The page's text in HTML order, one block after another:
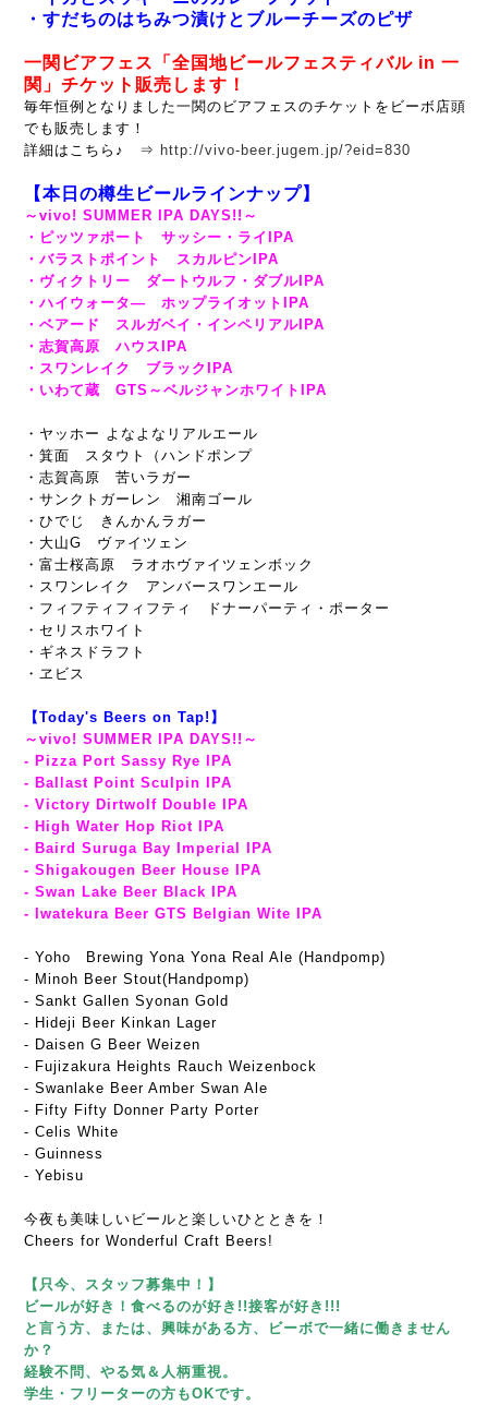
・すだちのはちみつ漬けとブルーチーズのピザ
一関ビアフェス「全国地ビールフェスティバル in 一
関」チケット販売します！
毎年恒例となりました一関のビアフェスのチケットをビーボ店頭
でも販売します！
詳細はこちら♪ ⇒ http://vivo-beer.jugem.jp/?eid=830
【本日の樽生ビールラインナップ】
～vivo! SUMMER IPA DAYS!!～
・ピッツァポート サッシー・ライIPA
・バラストポイント スカルピンIPA
・ヴィクトリー ダートウルフ・ダブルIPA
・ハイウォータ― ホップライオットIPA
・ベアード スルガベイ・インペリアルIPA
・志賀高原 ハウスIPA
・スワンレイク ブラックIPA
・いわて蔵 GTS～ベルジャンホワイトIPA
・ヤッホー よなよなリアルエール
・箕面 スタウト（ハンドポンプ
・志賀高原 苦いラガー
・サンクトガーレン 湘南ゴール
・ひでじ きんかんラガー
・大山G ヴァイツェン
・富士桜高原 ラオホヴァイツェンボック
・スワンレイク アンバースワンエール
・フィフティフィフティ ドナーパーティ・ポーター
・セリスホワイト
・ギネスドラフト
・ヱビス
【Today's Beers on Tap!】
～vivo! SUMMER IPA DAYS!!～
- Pizza Port Sassy Rye IPA
- Ballast Point Sculpin IPA
- Victory Dirtwolf Double IPA
- High Water Hop Riot IPA
- Baird Suruga Bay Imperial IPA
- Shigakougen Beer House IPA
- Swan Lake Beer Black IPA
- Iwatekura Beer GTS Belgian Wite IPA
- Yoho Brewing Yona Yona Real Ale (Handpomp)
- Minoh Beer Stout(Handpomp)
- Sankt Gallen Syonan Gold
- Hideji Beer Kinkan Lager
- Daisen G Beer Weizen
- Fujizakura Heights Rauch Weizenbock
- Swanlake Beer Amber Swan Ale
- Fifty Fifty Donner Party Porter
- Celis White
- Guinness
- Yebisu
今夜も美味しいビールと楽しいひとときを！
Cheers for Wonderful Craft Beers!
【只今、スタッフ募集中！】
ビールが好き！食べるのが好き!!接客が好き!!!
と言う方、または、興味がある方、ビーボで一緒に働きません
か？
経験不問、やる気＆人柄重視。
学生・フリーターの方もOKです。